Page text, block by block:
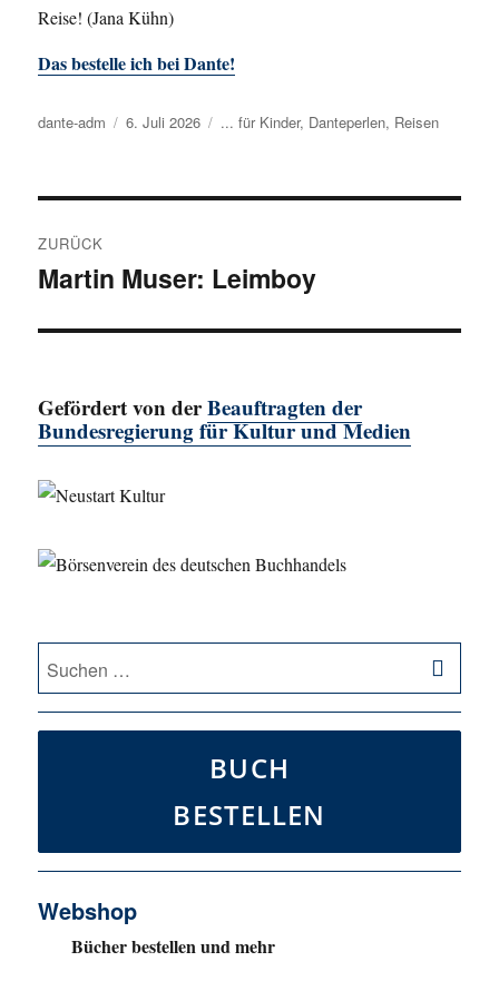
Reise! (Jana Kühn)
Das bestelle ich bei Dante!
Autor
dante-adm
Veröffentlicht
6. Juli 2026 Kategorien
... für Kinder, Danteperlen, Reisen
ZURÜCK
Vorheriger
Martin Muser: Leimboy
Gefördert von derBeauftragten der
Bundesregierung für Kultur und Medien
Suche
nach:
BUCH
BESTELLEN
Webshop
Bücher bestellen und mehr